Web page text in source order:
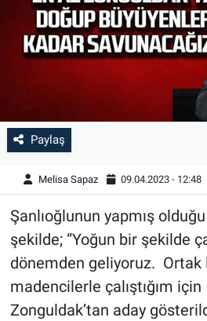
Paylaş
Melisa Sapaz 09.04.2023 - 12:48
Şanlıoğlunun yapmış
şekilde; “Yoğun bir şekilde
dönemden geliyoruz. Ortak
madencilerle çalıştığım
Zonguldak’tan aday